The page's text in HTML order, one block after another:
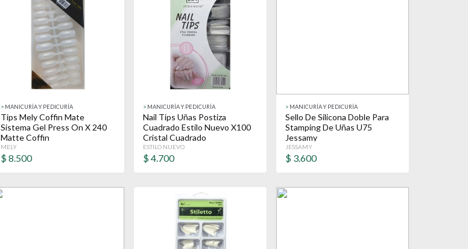
> MANICURÍA Y PEDICURÍA
Tips Mely Coffin Mate
Sistema Gel Press On X 240
Matte Coffin
MELY
$8.500
> MANICURÍA Y PEDICURÍA
Nail Tips Uñas Postiza
Cuadrado Estilo Nuevo X100
Cristal Cuadrado
ESTILO NUEVO
$4.700
> MANICURÍA Y PEDICURÍA
Sello De Silicona Doble Para
Stamping De Uñas U75
Jessamy
JESSAMY
$ 3.600